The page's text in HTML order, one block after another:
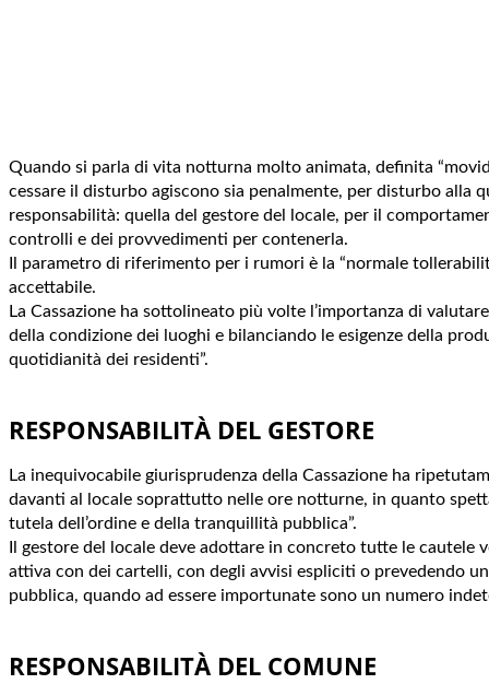
Quando si parla di vita notturna molto animata, definita
cessare il disturbo agiscono sia penalmente, per disturbo alla
responsabilità: quella del gestore del locale, per il
controlli e dei provvedimenti per contenerla.
Il parametro di riferimento per i rumori è la “normale
accettabile.
La Cassazione ha sottolineato più volte l’importanza di
della condizione dei luoghi e bilanciando le esigenze della
quotidianità dei residenti”.
RESPONSABILITÀ DEL GESTORE
La inequivocabile giurisprudenza della Cassazione ha
davanti al locale soprattutto nelle ore notturne, in quanto
tutela dell’ordine e della tranquillità pubblica”.
Il gestore del locale deve adottare in concreto tutte le
attiva con dei cartelli, con degli avvisi espliciti o prevedendo
pubblica, quando ad essere importunate sono un numero
RESPONSABILITÀ DEL COMUNE